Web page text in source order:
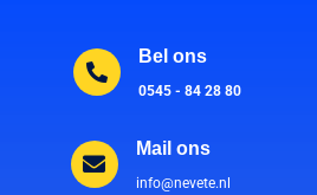
Bel ons
0545 - 84 28 80
Mail ons
info@nevete.nl